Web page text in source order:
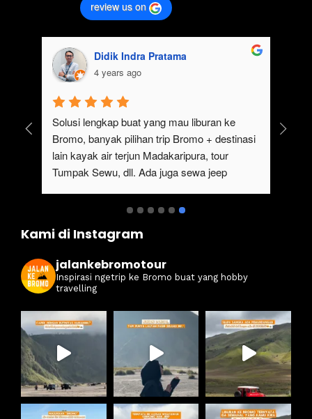
review us on
Didik Indra Pratama
4 years ago
Solusi lengkap buat yang mau liburan ke
Bromo, banyak pilihan trip Bromo + destinasi
lain kayak air terjun Madakaripura, tour
Tumpak Sewu, dll. Ada juga sewa jeep
Kami di Instagram
jalankebromotour
Inspirasi ngetrip ke Bromo buat yang hobby
travelling